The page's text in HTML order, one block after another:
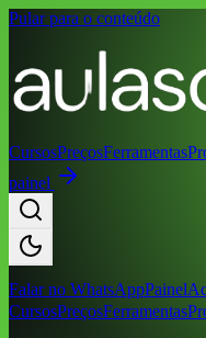
Pular para o conteúdo
CursosPreçosFerramentas
painel
Falar no WhatsAppPainel
CursosPreçosFerramentas